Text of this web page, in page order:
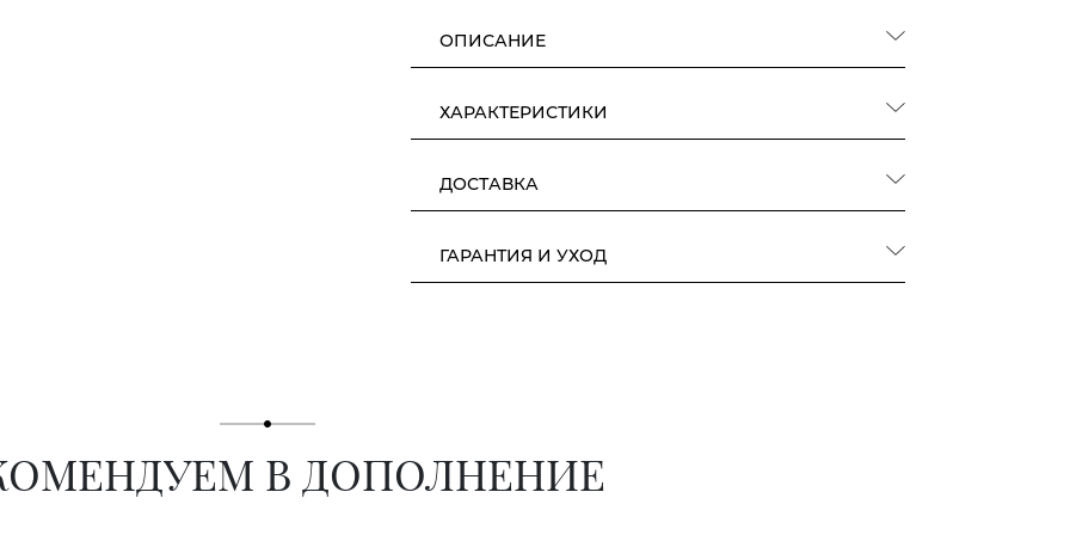
ОПИСАНИЕ
ХАРАКТЕРИСТИКИ
ДОСТАВКА
ГАРАНТИЯ И УХОД
В ДОПОЛНЕНИЕ